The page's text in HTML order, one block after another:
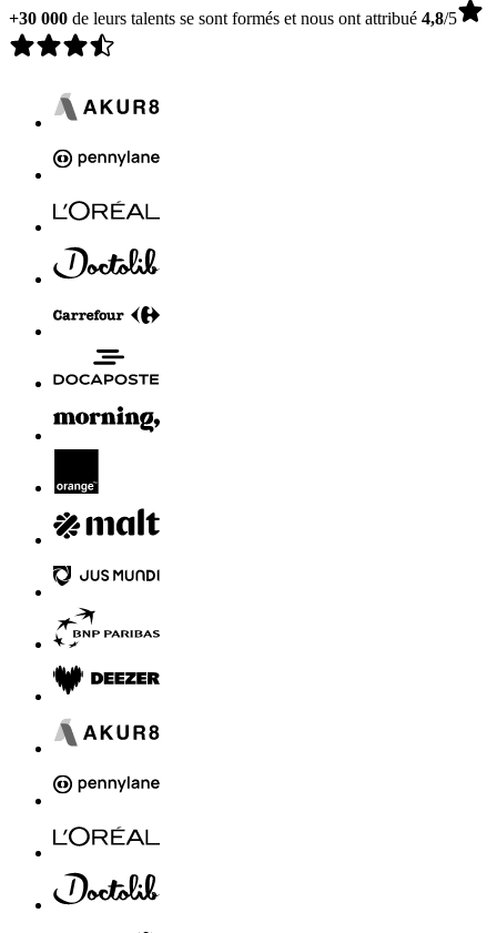
+30 000 de leurs talents se sont formés et nous ont attribué 4,8/5